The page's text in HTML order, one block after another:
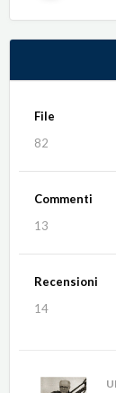
File
82
Commenti
13
Recensioni
14